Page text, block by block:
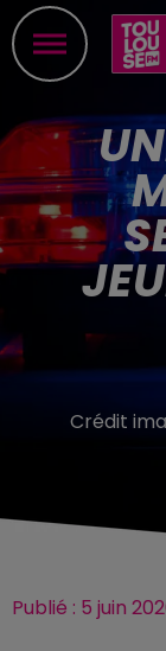
Crédit
Publié : 5 juin